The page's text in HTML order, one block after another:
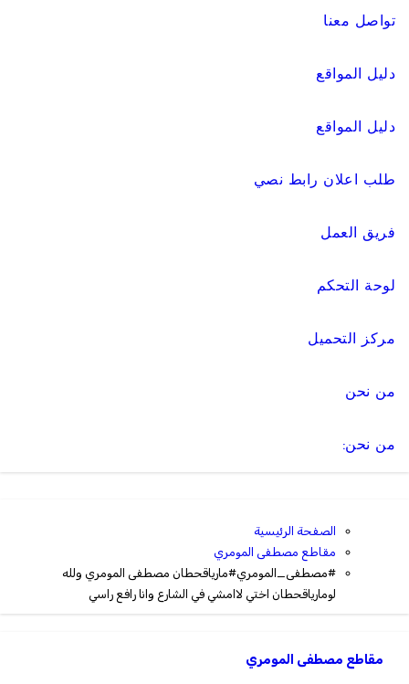
تواصل معنا
دليل المواقع
دليل المواقع
طلب اعلان رابط نصي
فريق العمل
لوحة التحكم
مركز التحميل
من نحن
من نحن:
الصفحة الرئيسية
مقاطع مصطفى المومري
#مصطفى_المومري#مارياقحطان مصطفى المومري ولله
لومارياقحطان اختي لاامشي في الشارع وانا رافع راسي
مقاطع مصطفى المومري